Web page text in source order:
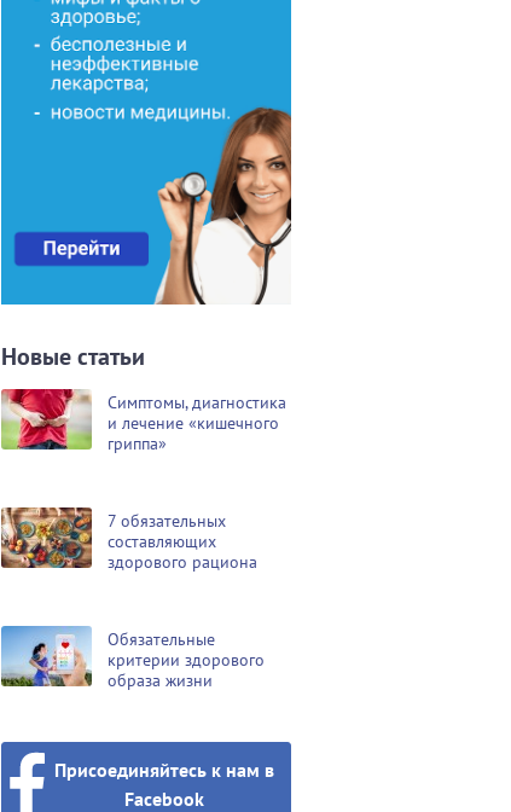
Новые статьи
Симптомы, диагностика
и лечение «кишечного
гриппа»
7 обязательных
составляющих
здорового рациона
Обязательные
критерии здорового
образа жизни
Присоединяйтесь к нам в
Facebook